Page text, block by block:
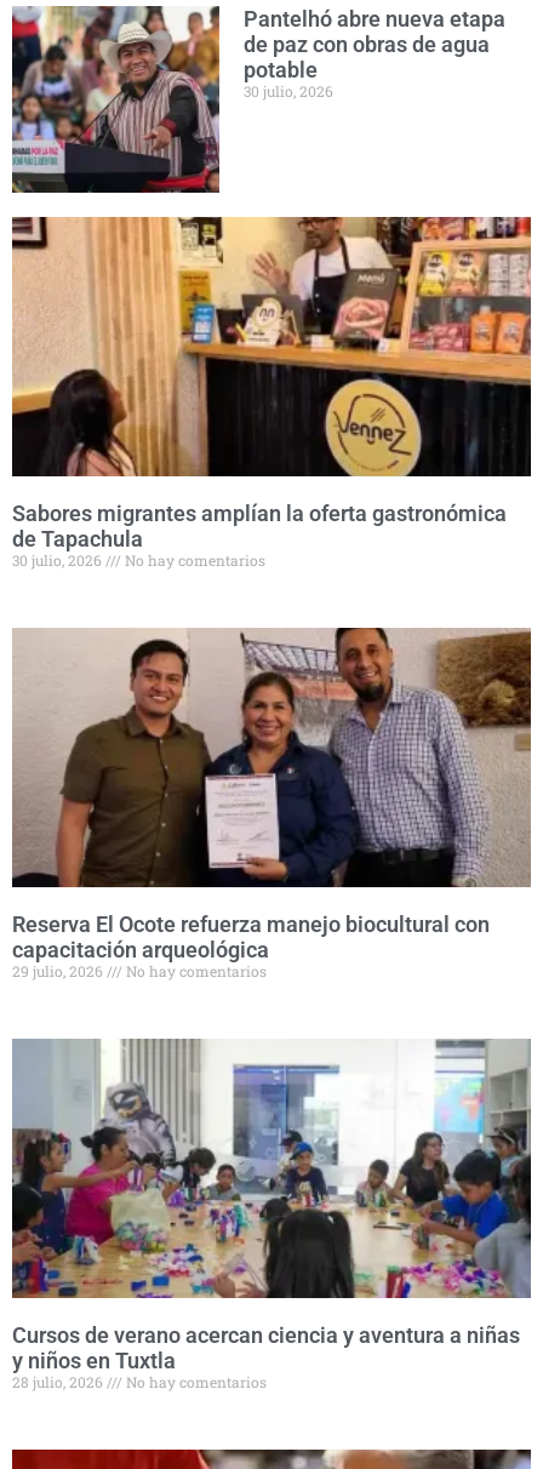
Pantelhó abre nueva etapa
de paz con obras de agua
potable
30 julio, 2026
Sabores migrantes amplían la oferta gastronómica
de Tapachula
30 julio, 2026 No hay comentarios
Reserva El Ocote refuerza manejo biocultural con
capacitación arqueológica
29 julio, 2026 No hay comentarios
Cursos de verano acercan ciencia y aventura a niñas
y niños en Tuxtla
28 julio, 2026 No hay comentarios